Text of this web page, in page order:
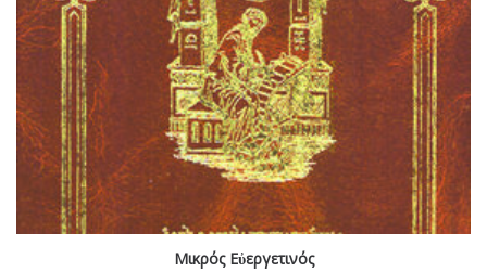
Μικρός Εὐεργετινός